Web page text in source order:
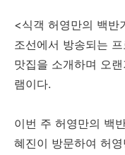
<식객 허영만의 백
조선에서 방송되는
맛집을 소개하며 오
램이다.
이번 주 허영만의 백
혜진이 방문하여 허